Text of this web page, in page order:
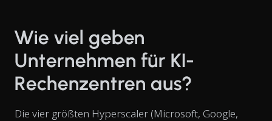
Wie viel geben
Unternehmen für KI-
Rechenzentren aus?
Die vier größten Hyperscaler (Microsoft, Google,